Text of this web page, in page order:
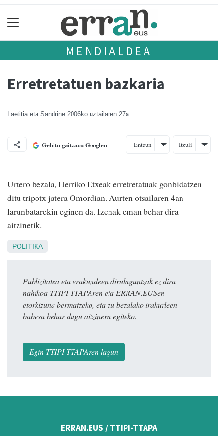
MENDIALDEA
Erretretatuen bazkaria
Laetitia eta Sandrine 2006ko uztailaren 27a
Gehitu gaitzazu Googlen Entzun Itzuli
Urtero bezala, Herriko Etxeak erretretatuak gonbidatzen
ditu tripotx jatera Omordian. Aurten otsailaren 4an
larunbatarekin eginen da. Izenak eman behar dira
aitzinetik.
POLITIKA
Publizitatea eta erakundeen dirulaguntzak ez dira
nahikoa TTIPI-TTAPAren eta ERRAN.EUSen
etorkizuna bermatzeko, eta zu bezalako irakurleen
babesa behar dugu aitzinera egiteko.
Egin TTIPI-TTAPAren lagun
ERRAN.EUS / TTIPI-TTAPA